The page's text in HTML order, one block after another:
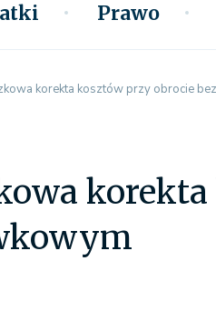
Prawo
korekta kosztów przy obrocie